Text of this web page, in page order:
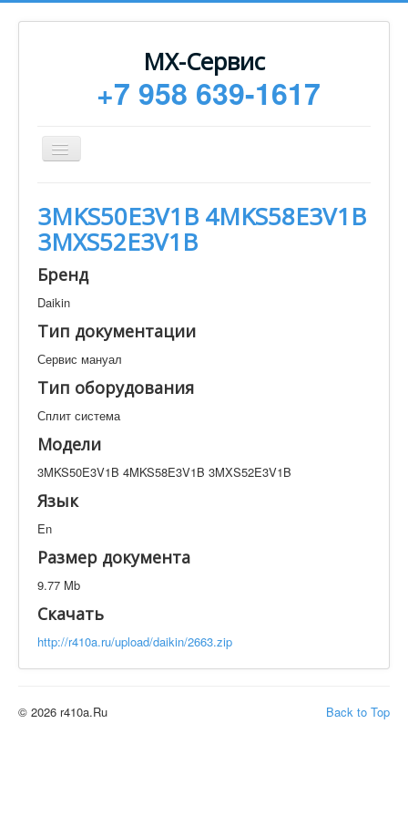
МХ-Сервис
+7 958 639-1617
Toggle
Navigation
Монтаж
Сервисное обслуживание
Техническая документация
Контакты
Техническая документация
3MKS50E3V1B 4MKS58E3V1B 3MXS52E3V1B
Искать
Производитель
Элементов на страницу
3MKS50E3V1B 4MKS58E3V1B
3MXS52E3V1B
Бренд
Daikin
Тип документации
Сервис мануал
Тип оборудования
Сплит система
Модели
3MKS50E3V1B 4MKS58E3V1B 3MXS52E3V1B
Язык
En
Размер документа
9.77 Mb
Скачать
http://r410a.ru/upload/daikin/2663.zip
Back to Top
© 2026 r410a.Ru